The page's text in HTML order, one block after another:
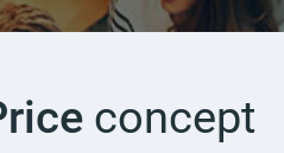
concept